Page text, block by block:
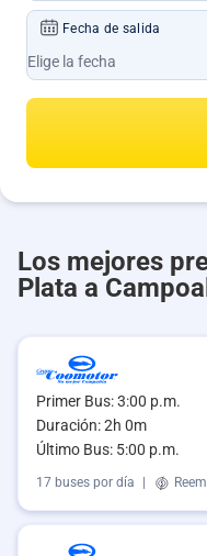
Fecha de salida
Los mejores
Plata a
Primer Bus: 3:00 p.m.
Duración: 2h 0m
Último Bus: 5:00 p.m.
17 buses por día